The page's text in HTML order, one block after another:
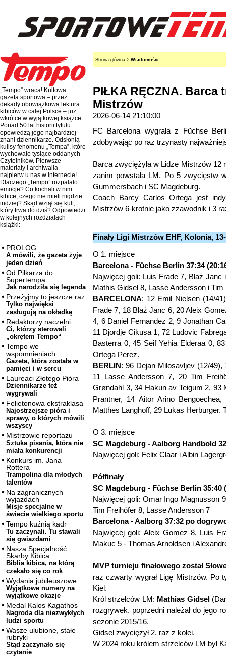
„Tempo” wraca! Kultowa
gazeta sportowa – przez
dekady obowiązkowa lektura
kibiców w całej Polsce – już
wkrótce w wyjątkowej książce.
Ponad 50 lat historii tytułu
opowiedzą jego najbardziej
znani dziennikarze. Odsłonią
kulisy fenomenu „Tempa”, które
wychowało tysiące oddanych
Czytelników. Pierwsze
materiały i archiwalia –
najpierw u nas w Internecie!
Dlaczego „Tempo” rozpalało
emocje? Co kochali w nim
kibice, czego nie mieli nigdzie
indziej? Skąd wziął się kult,
który trwa do dziś? Odpowiedzi
w kolejnych rozdziałach
książki:
PROLOG
A mówili, że gazeta żyje
jeden dzień
Od Piłkarza do
Supertempa
Jak narodziła się legenda
Przeżyjmy to jeszcze raz
Tylko najwięksi
zasługują na okładkę
Redaktorzy naczelni
Ci, którzy sterowali
„okrętem Tempo“
Tempo we
wspomnieniach
Gazeta, która została w
pamięci i w sercu
Laureaci Złotego Pióra
Dziennikarze też
wygrywali
Felietonowa ekstraklasa
Najostrzejsze pióra i
sprawy, o których mówili
wszyscy
Mistrzowie reportażu
Sztuka pisania, która nie
miała konkurencji
Konkurs im. Jana
Rottera
Trampolina dla młodych
talentów
Na zagranicznych
wyjazdach
Misje specjalne w
świecie wielkiego sportu
Tempo kuźnią kadr
Tu zaczynali. Tu stawali
się gwiazdami
Nasza Specjalność:
Skarby Kibica
Biblia kibica, na którą
czekało się co rok
Wydania jubileuszowe
Wyjątkowe numery na
wyjątkowe okazje
Medal Kalos Kagathos
Nagroda dla niezwykłych
ludzi sportu
Wasze ulubione, stałe
rubryki
Stąd zaczynało się
czytanie
Strona główna > Wiadomości
PIŁKA RĘCZNA. Barca
Mistrzów
2026-06-14 21:10:00
FC Barcelona wygrała z Füchse
zdobywając po raz trzynasty
Barca zwyciężyła w Lidze Mistrzów
zanim powstała LM. Po 5 zwycięstw
Gummersbach i SC Magdeburg.
Coach Barcy Carlos Ortega jest
Mistrzów 6-krotnie jako zzawodnik i 3
Finały Ligi Mistrzów EHF, Kolonia,
O 1. miejsce
Barcelona - Füchse Berlin 37:34
Najwięcej goli: Luis Frade 7, Blaż
Mathis Gidsel 8, Lasse Andersson i
BARCELONA: 12 Emil Nielsen (14/
Frade 7, 18 Blaż Janc 6, 20 Aleix
4, 6 Daniel Fernandez 2, 9 Jonathan
11 Djordje Cikusa 1, 72 Ludovic
Basterra 0, 45 Seif Yehia Elderaa 0,
Ortega Perez.
BERLIN: 96 Dejan Milosavljev (12/
11 Lasse Andersson 7, 20 Tim
Grøndahl 3, 34 Hakun av Teigum 2,
Prantner, 14 Aitor Arino
Matthes Langhoff, 29 Lukas Herburger.
O 3. miejsce
SC Magdeburg - Aalborg Handbold
Najwięcej goli: Felix Claar i Albin
Półfinały
SC Magdeburg - Füchse Berlin 35:40
Najwięcej goli: Omar Ingo Magnusson
Tim Freihöfer 8, Lasse Andersson 7
Barcelona - Aalborg 37:32 po
Najwięcej goli: Aleix Gomez 8, Luis
Makuc 5 - Thomas Arnoldsen i
MVP turnieju finałowego został
raz czwarty wygrał Ligę Mistrzów. Po
Kiel.
Król strzelców LM: Mathias Gidsel
rozgrywek, poprzedni należał do jego
sezonie 2015/16.
Gidsel zwyciężył 2. raz z kolei.
W 2024 roku królem strzelców LM był